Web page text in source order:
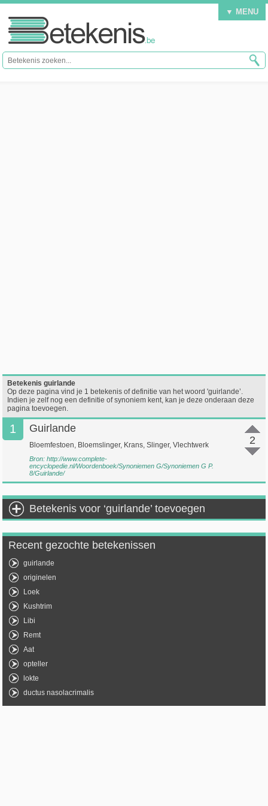
▼ MENU
Betekenis guirlande
Op deze pagina vind je 1 betekenis of definitie van het woord 'guirlande’.
Indien je zelf nog een definitie of synoniem kent, kan je deze onderaan deze
pagina toevoegen.
1
2
Guirlande
Bloemfestoen, Bloemslinger, Krans, Slinger, Vlechtwerk
Bron:http://www.complete-
encyclopedie.nl/Woordenboek/Synoniemen G/Synoniemen G P.
8/Guirlande/
Betekenis voor ‘guirlande’ toevoegen
Recent gezochte betekenissen
guirlande
originelen
Loek
Kushtrim
Libi
Remt
Aat
opteller
lokte
ductus nasolacrimalis